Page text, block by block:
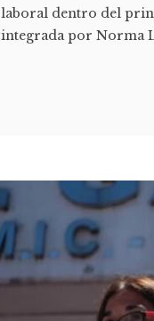
laboral dentro del
integrada por Norma